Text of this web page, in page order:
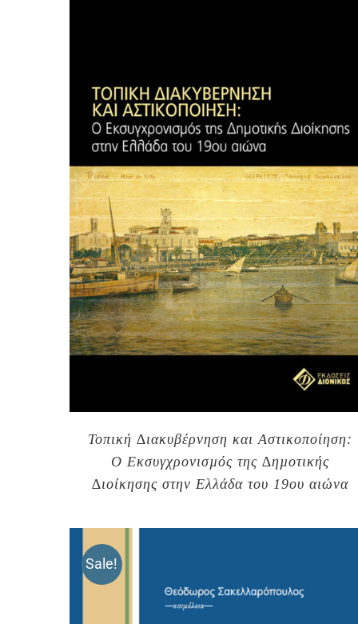
Τοπική ∆ιακυβέρνηση και Αστικοποίηση:
Ο Εκσυγχρονισµός της ∆ηµοτικής
∆ιοίκησης στην Ελλάδα του 19ου αιώνα
Sale!